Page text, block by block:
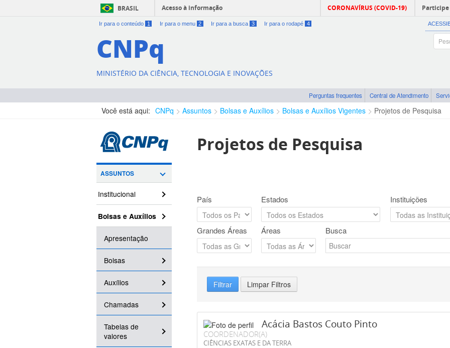
BRASIL Acesso à informação CORONAVÍRUS (COVID-19) Participe
Ir para o conteúdo 1 Ir para o menu 2 Ir para a busca 3 Ir para o rodapé 4
CNPq
MINISTÉRIO DA CIÊNCIA, TECNOLOGIA E INOVAÇÕES
Perguntas frequentes Central de Atendimento
Você está aqui: CNPq Assuntos Bolsas e Auxílios Bolsas e Auxílios Vigentes Projetos de Pesquisa
ASSUNTOS
Institucional
Bolsas e Auxílios
Apresentação
Bolsas
Auxílios
Chamadas
Tabelas de
valores
Projetos de Pesquisa
País Estados Instituições
Grandes Áreas Áreas Busca
Filtrar Limpar Filtros
Acácia Bastos Couto Pinto
COORDENADOR(A)
CIÊNCIAS EXATAS E DA TERRA